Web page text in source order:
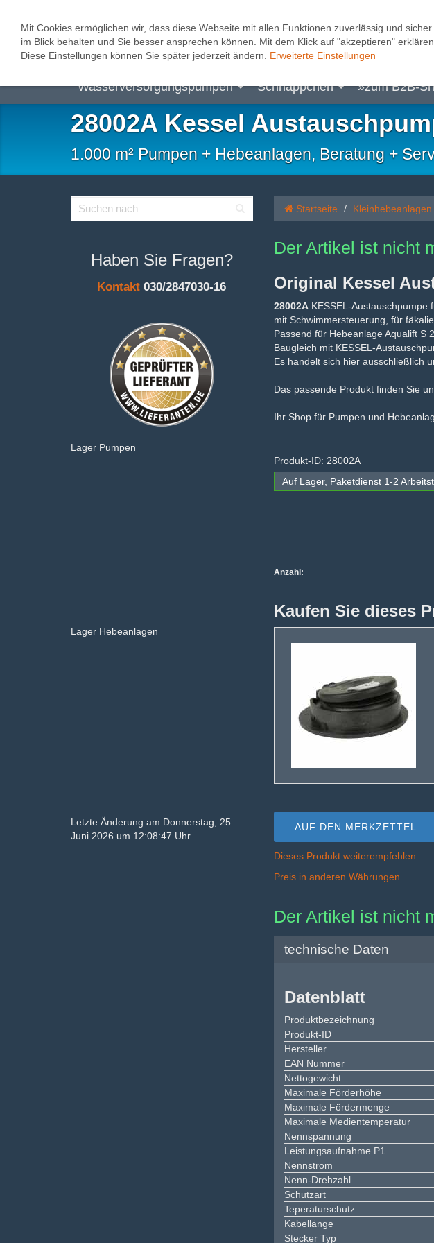
Abwasserhebeanlagen Heizungspumpen
Wasserversorgungspumpen Schnäppchen »zum B2B-
28002A Kessel
1.000 m² Pumpen + Hebeanlagen, Beratung +
Haben Sie Fragen?
Kontakt 030/2847030-16
Lager Pumpen
Lager Hebeanlagen
Letzte Änderung am Donnerstag, 25.
Juni 2026 um 12:08:47 Uhr.
Startseite Kleinhebeanlagen
Der Artikel ist nicht
Original Kessel
28002AKESSEL-Austauschpumpe
mit Schwimmersteuerung, für
Passend für Hebeanlage Aqualift S
Baugleich mit KESSEL-
Es handelt sich hier ausschließlich
Das passende Produkt finden Sie
Ihr Shop für Pumpen und
Produkt-ID: 28002A
Auf Lager, Paketdienst 1-2
Anzahl:
Kaufen Sie dieses
AUF DEN MERKZETTEL
Dieses Produkt weiterempfehlen
Preis in anderen Währungen
Der Artikel ist nicht
technische Daten
Datenblatt
Produktbezeichnung
Produkt-ID
Hersteller
EAN Nummer
Nettogewicht
Maximale Förderhöhe
Maximale Fördermenge
Maximale Medientemperatur
Nennspannung
Leistungsaufnahme P1
Nennstrom
Nenn-Drehzahl
Schutzart
Teperaturschutz
Kabellänge
Stecker Typ
Mit Cookies ermöglichen wir, dass diese Webseite mit allen Funktionen zuverlässig und
im Blick behalten und Sie besser ansprechen können. Mit dem Klick auf "akzeptieren"
Diese Einstellungen können Sie später jederzeit ändern. Erweiterte Einstellungen